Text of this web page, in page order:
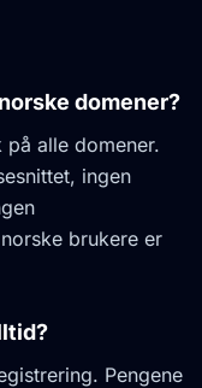
domener?
alle domener.
ingen
brukere er
Pengene